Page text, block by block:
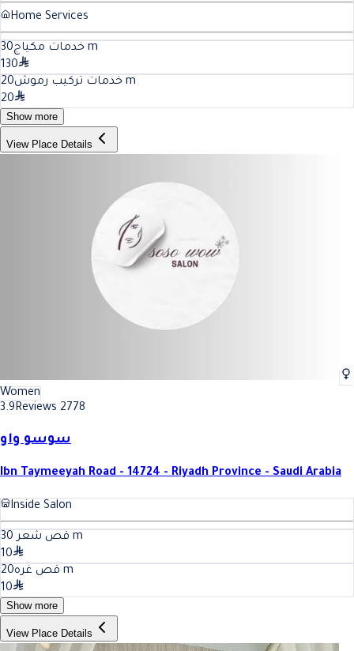
Home Services
خدمات مكياج30
m
130
خدمات تركيب رموش20
m
20
Show more
View Place Details
Women
3.9Reviews 2778
سوسو واو
Ibn Taymeeyah Road - 14724 - Riyadh Province - Saudi Arabia
Inside Salon
قص شعر 30
m
10
قص غره20
m
10
Show more
View Place Details